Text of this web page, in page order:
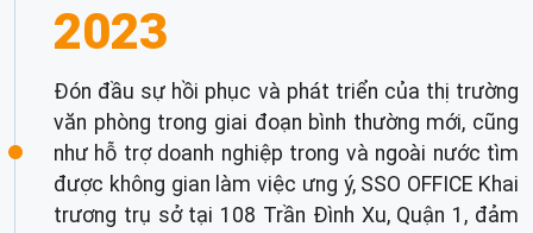
2023
Đón đầu sự hồi phục và phát triển của thị trường
văn phòng trong giai đoạn bình thường mới, cũng
như hỗ trợ doanh nghiệp trong và ngoài nước tìm
được không gian làm việc ưng ý, SSO OFFICE Khai
trương trụ sở tại 108 Trần Đình Xu, Quận 1, đảm